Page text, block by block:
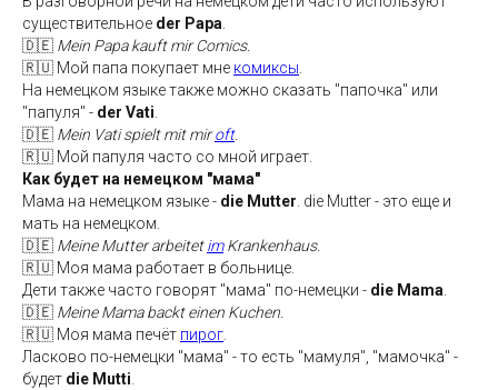
существительное der Papa.
🇩🇪 Mein Papa kauft mir Comics.
🇷🇺 Мой папа покупает мне комиксы.
На немецком языке также можно сказать "папочка" или
"папуля" - der Vati.
🇩🇪 Mein Vati spielt mit miroft.
🇷🇺 Мой папуля часто со мной играет.
Как будет на немецком "мама"
Мама на немецком языке - die Mutter. die Mutter - это еще и
мать на немецком.
🇩🇪 Meine Mutter arbeitetimKrankenhaus.
🇷🇺 Моя мама работает в больнице.
Дети также часто говорят "мама" по-немецки - die Mama.
🇩🇪 Meine Mama backt einen Kuchen.
🇷🇺 Моя мама печёт пирог.
Ласково по-немецки "мама" - то есть "мамуля", "мамочка" -
будет die Mutti.